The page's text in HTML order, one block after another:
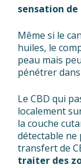
sensation de
Même si le
huiles, le
peau mais
pénétrer
Le CBD qui
localement
la couche
détectable ne
transfert de
traiter des